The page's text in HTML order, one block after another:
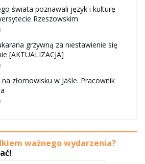
świata poznawali język i kulturę
Rzeszowskim
grzywną za niestawienie się
[AKTUALIZACJA]
złomowisku w Jaśle. Pracownik
ważnego wydarzenia?